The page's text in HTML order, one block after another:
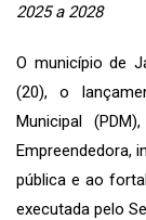
2025 a 2028
O município de
(20), o
Municipal
Empreendedora,
pública e ao
executada pelo